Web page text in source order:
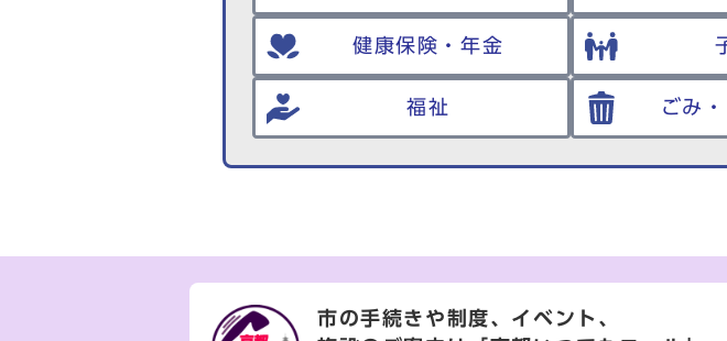
健康保険・年金
福祉 ごみ
市の手続きや制度、イベント、